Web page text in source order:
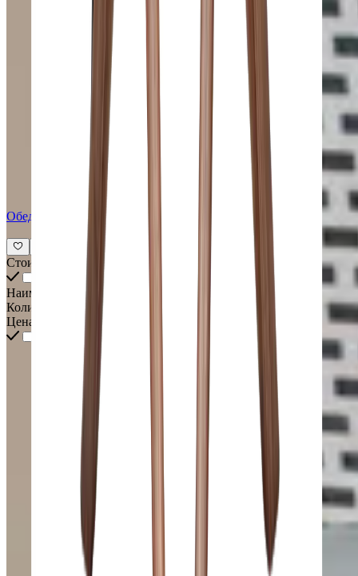
Обеденный стол PORADA Circe
Стоимость всех товаров интерьера
Наименование
Количество
Цена